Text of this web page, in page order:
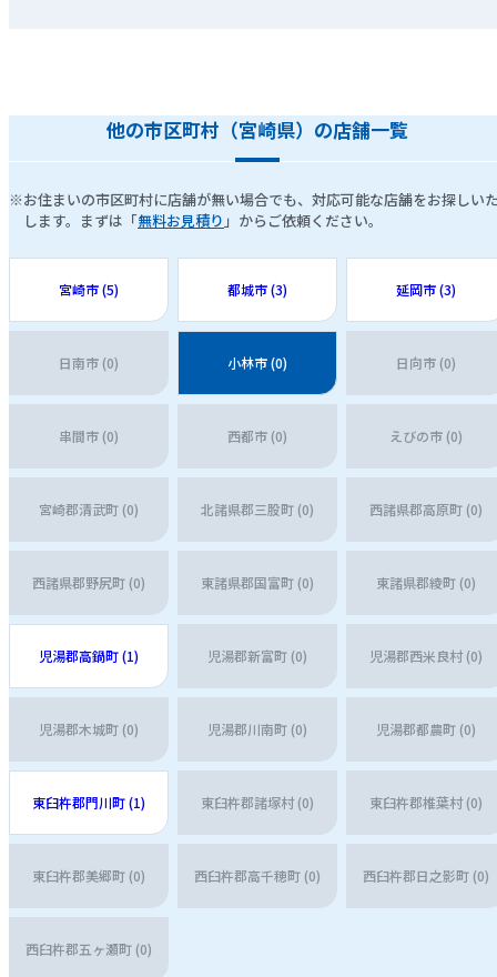
他の市区町村（宮崎県）の店舗一覧
※お住まいの市区町村に店舗が無い場合でも、対応可能な店舗をお探しい
します。まずは「無料お見積り 」からご依頼ください。
宮崎市 (5) 都城市 (3) 延岡市 (3)
日南市 (0) 小林市 (0) 日向市 (0)
串間市 (0) 西都市 (0) えびの市 (0)
宮崎郡清武町 (0) 北諸県郡三股町 (0) 西諸県郡高原町 (0)
西諸県郡野尻町 (0) 東諸県郡国富町 (0) 東諸県郡綾町 (0)
児湯郡高鍋町 (1) 児湯郡新富町 (0) 児湯郡西米良村 (0)
児湯郡木城町 (0) 児湯郡川南町 (0) 児湯郡都農町 (0)
東臼杵郡門川町 (1) 東臼杵郡諸塚村 (0) 東臼杵郡椎葉村 (0)
東臼杵郡美郷町 (0) 西臼杵郡高千穂町 (0) 西臼杵郡日之影町 (0)
西臼杵郡五ヶ瀬町 (0)